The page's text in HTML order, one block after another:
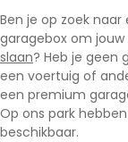
Ben je op zoek
garagebox om
slaan? Heb je geen
een voertuig of
een premium
Op ons park
beschikbaar.